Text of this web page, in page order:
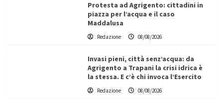
Protesta ad Agrigento: cittadini in
piazza per l’acqua e il caso
Maddalusa
Redazione 08/08/2026
Invasi pieni, città senz’acqua: da
Agrigento a Trapani la crisi idrica è
la stessa. E c’è chi invoca l’Esercito
Redazione 08/08/2026